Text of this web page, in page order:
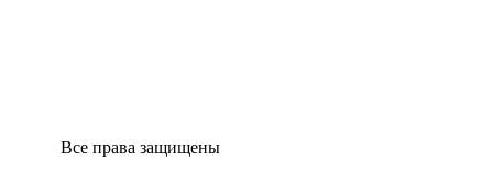
Все права защищены